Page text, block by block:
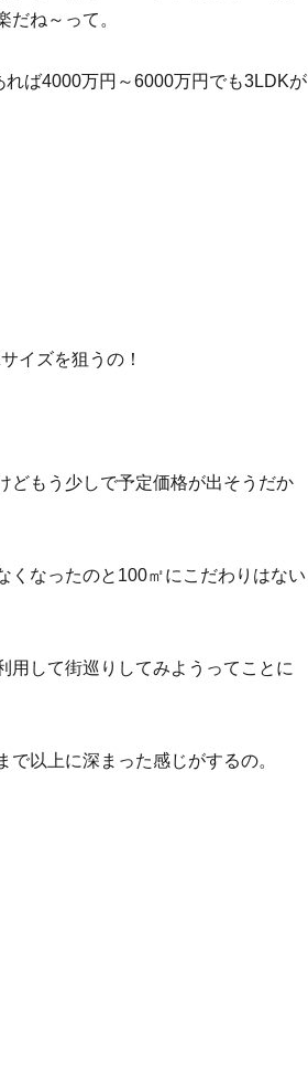
ね～って。
ば4000万円～6000万円でも3LDKが
イズを狙うの！
どもう少しで予定価格が出そうだか
くなったのと100㎡にこだわりはない
用して街巡りしてみようってことに
以上に深まった感じがするの。